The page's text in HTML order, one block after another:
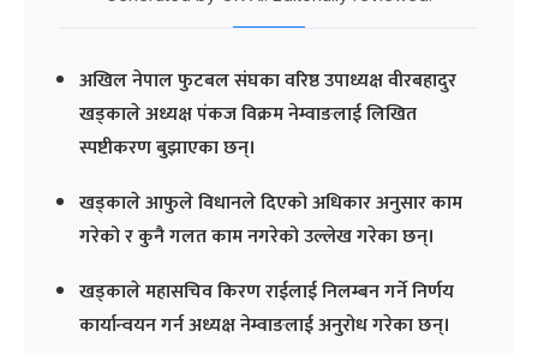
अखिल नेपाल फुटबल संघका वरिष्ठ उपाध्यक्ष वीरबहादुर
खड्काले अध्यक्ष पंकज विक्रम नेम्वाङलाई लिखित
स्पष्टीकरण बुझाएका छन्।
खड्काले आफुले विधानले दिएको अधिकार अनुसार काम
गरेको र कुनै गलत काम नगरेको उल्लेख गरेका छन्।
खड्काले महासचिव किरण राईलाई निलम्बन गर्ने निर्णय
कार्यान्वयन गर्न अध्यक्ष नेम्वाङलाई अनुरोध गरेका छन्।